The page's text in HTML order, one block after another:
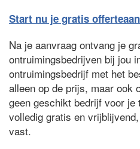
Start nu je gratis
Na je aanvraag ontvang je
ontruimingsbedrijven bij jou
ontruimingsbedrijf met het
alleen op de prijs, maar ook
geen geschikt bedrijf voor je
volledig gratis en
vast.